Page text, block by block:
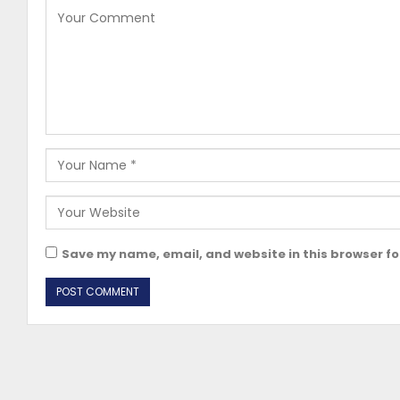
Save my name, email, and website in this browser